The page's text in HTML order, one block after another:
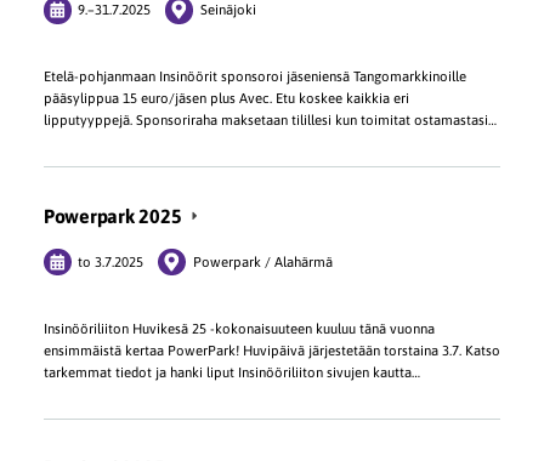
9.–31.7.2025 Seinäjoki
Etelä-pohjanmaan Insinöörit sponsoroi jäseniensä Tangomarkkinoille
pääsylippua 15 euro/jäsen plus Avec. Etu koskee kaikkia eri
lipputyyppejä. Sponsoriraha maksetaan tilillesi kun toimitat ostamastasi…
Powerpark 2025
to 3.7.2025 Powerpark / Alahärmä
Insinööriliiton Huvikesä 25 -kokonaisuuteen kuuluu tänä vuonna
ensimmäistä kertaa PowerPark! Huvipäivä järjestetään torstaina 3.7. Katso
tarkemmat tiedot ja hanki liput Insinööriliiton sivujen kautta…